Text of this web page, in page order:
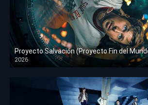
Proyecto Salvación (Proyecto Fin del
2026
HD 1080p